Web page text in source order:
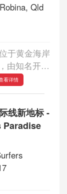
Qld
于黄金海岸
由知名开发
造。项目占
栋现代住宅
住社区为
...
看详情
线新地标 -
Paradise